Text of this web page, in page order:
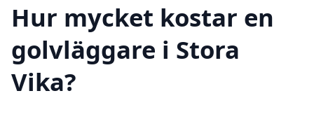
Hur mycket kostar en
golvläggare i Stora
Vika?